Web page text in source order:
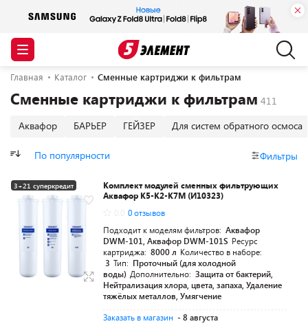
Главная Каталог Сменные картриджи к фильтрам
Сменные картриджи к фильтрам
Аквафор БАРЬЕР ГЕЙЗЕР Для систем обратного осмоса
По популярности Фильтры
3+21 суперкредит
Комплект модулей сменных фильтрующих
Аквафор К5-K2-K7M (И10323)
0 отзывов
Подходит к моделям фильтров: Аквафор
DWM-101, Аквафор DWM-101S Ресурс
картриджа: 8000 л Количество в наборе:
3 Тип: Проточный (для холодной
воды) Дополнительно: Защита от бактерий,
Нейтрализация хлора, цвета, запаха, Удаление
тяжёлых металлов, Умягчение
Заказать в магазин - 8 августа